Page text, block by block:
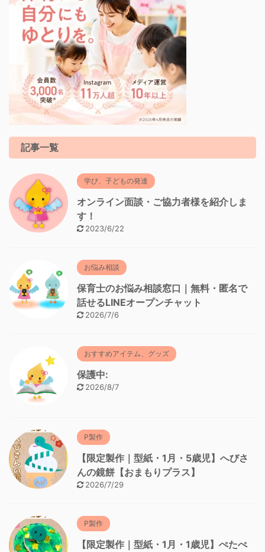
記事一覧
学び、子どもの発達
オンライン面談・ご協力者様を紹介しま
す！
2023/6/22
お悩み相談
保育士のお悩み相談窓口｜無料・匿名で
話せるLINEオープンチャット
2026/7/6
おすすめアイテム、グッズ
保護中:
2026/8/7
P製作
【限定製作｜型紙・1月・5歳児】へびさ
んの鏡餅【おまもりプラス】
2026/7/29
P製作
【限定製作｜型紙・1月・1歳児】ぺたぺ